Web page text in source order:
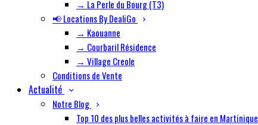
→ La Perle du Bourg (T3)
📢 Locations By DealiGo
→ Kaouanne
→ Courbaril Résidence
→ Village Creole
Conditions de Vente
Actualité
Notre Blog
Top 10 des plus belles activités à faire en Martinique